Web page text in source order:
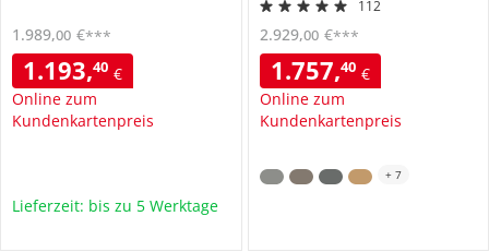
1.193,40 €
Online zum
Kundenkartenpreis
1.989,00 €***
Lieferzeit: bis zu 5 Werktage
112
1.757,40 €
Online zum
Kundenkartenpreis
2.929,00 €***
+ 7